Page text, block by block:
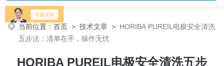
当前位置：首页 >技术文章 > HORIBA PUREIL电极安全清洗
五步法：清单在手，操作无忧
HORIBA PUREIL电极安全清洗五步